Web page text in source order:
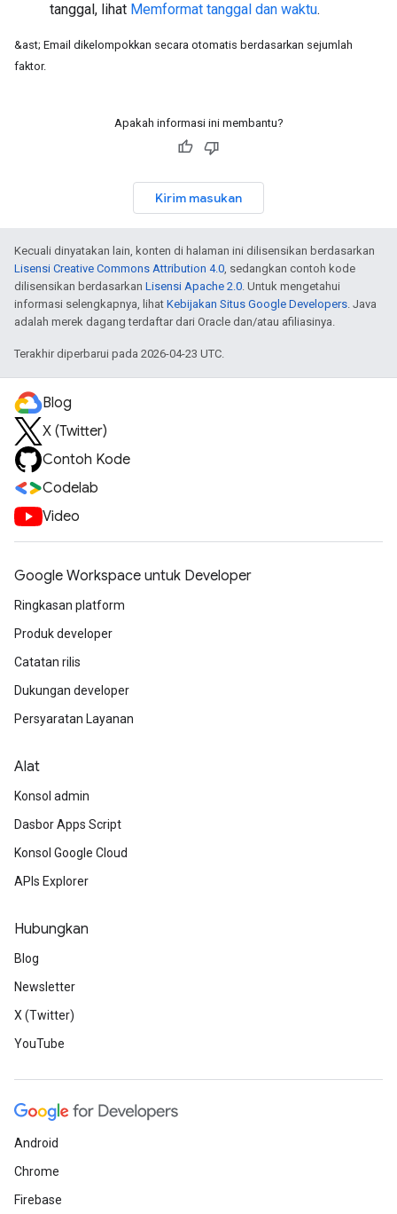
tanggal, lihat Memformat tanggal dan waktu.
&ast; Email dikelompokkan secara otomatis berdasarkan sejumlah
faktor.
Apakah informasi ini membantu?
Kirim masukan
Kecuali dinyatakan lain, konten di halaman ini dilisensikan berdasarkan
Lisensi Creative Commons Attribution 4.0, sedangkan contoh kode
dilisensikan berdasarkan Lisensi Apache 2.0. Untuk mengetahui
informasi selengkapnya, lihat Kebijakan Situs Google Developers. Java
adalah merek dagang terdaftar dari Oracle dan/atau afiliasinya.
Terakhir diperbarui pada 2026-04-23 UTC.
Blog
X (Twitter)
Contoh Kode
Codelab
Video
Google Workspace untuk Developer
Ringkasan platform
Produk developer
Catatan rilis
Dukungan developer
Persyaratan Layanan
Alat
Konsol admin
Dasbor Apps Script
Konsol Google Cloud
APIs Explorer
Hubungkan
Blog
Newsletter
X (Twitter)
YouTube
Android
Chrome
Firebase